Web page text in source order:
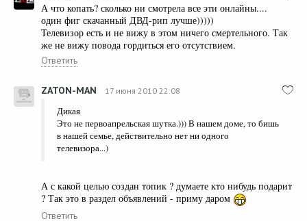
А что копать? сколько ни смотрела все эти онлайны....
один фиг скачанный ДВД-рип лучше)))))
Телевизор есть и не вижу в этом ничего смертельного. Так
же не вижу повода гордиться его отсутствием.
Ответить
ZATON-MAN 17 июня 2010 22:08
Дикая
Это не первоапрельская шутка.))) В нашем доме, то бишь
в нашей семье, действительно нет ни одного
телевизора...)
А с какой целью создан топик ? думаете кто нибудь подарит
? Так это в раздел объявлений - приму даром
Ответить